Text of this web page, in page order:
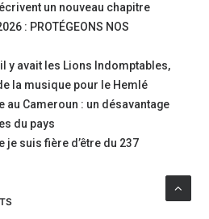
un nouveau chapitre
: PROTÉGEONS NOS
y avait les Lions Indomptables,
la musique pour le Hemlé
Cameroun : un désavantage
du pays
je suis fière d’être du 237